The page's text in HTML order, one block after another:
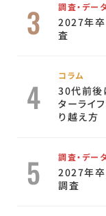
調査・デー
2027年
査
コラム
30代前後
ターライ
り越え方
調査・デー
2027年
調査